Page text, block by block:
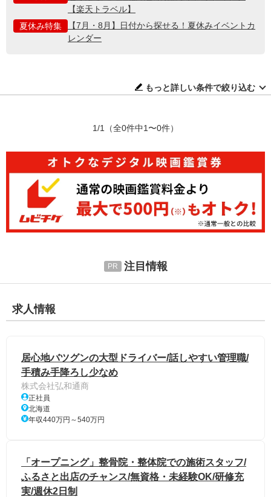
【楽天トラベル】
夏休み特集
【7月・8月】日付から探せる！夏休みイベントカ
レンダー
もっと詳しい条件で絞り込む
1/1 （全0件中1〜0件）
注目情報
求人情報
居心地バツグンの大型ドライバー/話しやすい管理職/
手積み手降ろし少なめ
株式会社弘和通商
正社員
北海道
年収440万円～540万円
「オープニング」整骨院・整体院での施術スタッフ/
ふるさと出店のチャンス/無資格・未経験OK/研修充
実/週休2日制